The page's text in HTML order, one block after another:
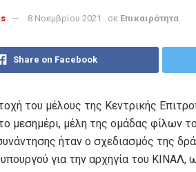
8 Νοεμβρίου 2021 σε Επικαιρότητα
Share on Facebook
του μέλους της Κεντρικής
μεσημέρι, μέλη της ομάδας φίλων
ήταν ο σχεδιασμός της
για την αρχηγία του ΚΙΝΑΛ,